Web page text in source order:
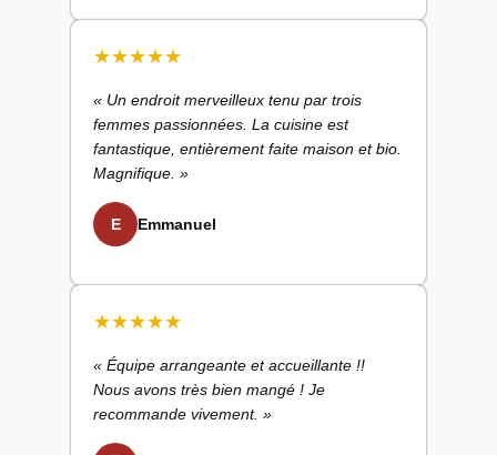
★★★★★
« Un endroit merveilleux tenu par trois
femmes passionnées. La cuisine est
fantastique, entièrement faite maison et bio.
Magnifique. »
E Emmanuel
★★★★★
« Équipe arrangeante et accueillante !!
Nous avons très bien mangé ! Je
recommande vivement. »